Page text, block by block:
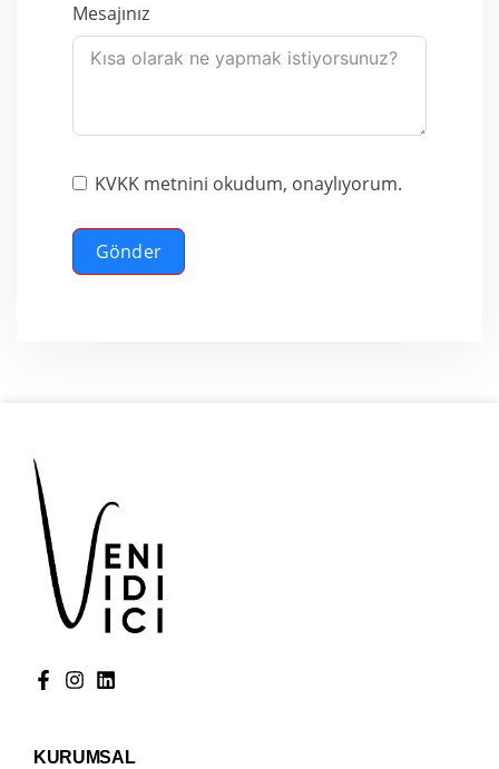
Mesajınız
KVKK metnini okudum, onaylıyorum.
Gönder
KURUMSAL